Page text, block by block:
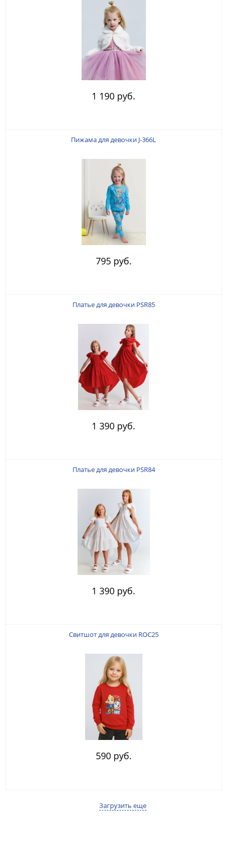
1 190 руб.
Пижама для девочки J-366L
795 руб.
Платье для девочки PSR85
1 390 руб.
Платье для девочки PSR84
1 390 руб.
Свитшот для девочки ROC25
590 руб.
Загрузить еще